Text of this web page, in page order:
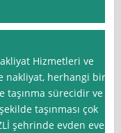
Hizmetleri ve
nakliyat, herhangi bir
taşınma sürecidir ve
taşınması çok
şehrinde evden eve